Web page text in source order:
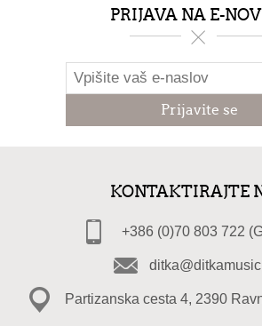
PRIJAVA NA E-
KONTAKTIRAJTE
+386 (0)70 803 722
Partizanska cesta 4, 2390